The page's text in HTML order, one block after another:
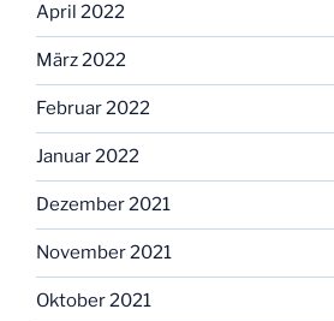
April 2022
März 2022
Februar 2022
Januar 2022
Dezember 2021
November 2021
Oktober 2021